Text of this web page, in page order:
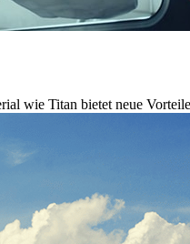
wie Titan bietet neue